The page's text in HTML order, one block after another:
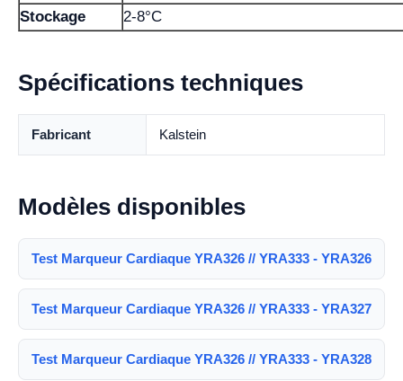
Stockage
2-8°C
Spécifications techniques
Fabricant Kalstein
Modèles disponibles
Test Marqueur Cardiaque YRA326 // YRA333 - YRA326
Test Marqueur Cardiaque YRA326 // YRA333 - YRA327
Test Marqueur Cardiaque YRA326 // YRA333 - YRA328